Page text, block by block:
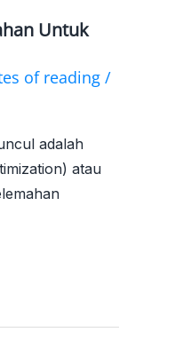
Untuk
of reading /
adalah
atau